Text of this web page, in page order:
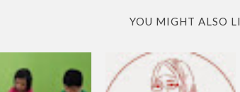
YOU MIGHT ALSO